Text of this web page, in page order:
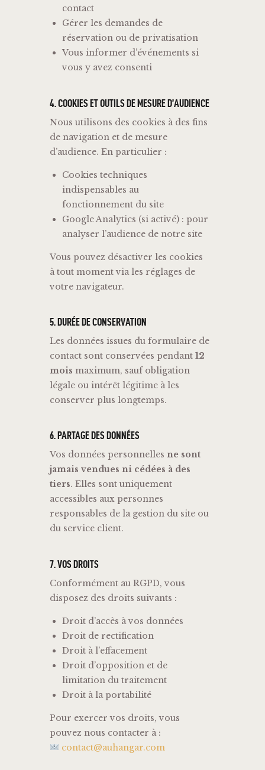
contact
Gérer les demandes de
réservation ou de privatisation
Vous informer d’événements si
vous y avez consenti
4. COOKIESETOUTILSDEMESURED’AUDIENCE
Nous utilisons des cookies à des fins
de navigation et de mesure
d’audience. En particulier :
Cookies techniques
indispensables au
fonctionnement du site
GoogleAnalytics (si activé) : pour
analyser l’audience de notre site
Vous pouvez désactiver les cookies
àtout momentviales réglages de
votre navigateur.
5.DURÉEDECONSERVATION
Les données issues du formulaire de
contact sont conservées pendant 12
mois maximum, sauf obligation
légale ou intérêt légitime àles
conserver plus longtemps.
6. PARTAGE DES DONNÉES
Vos données personnelles ne sont
jamais vendues ni cédées à des
tiers. Elles sont uniquement
accessibles aux personnes
responsables de la gestion du site ou
du service client.
7.VOSDROITS
Conformément au RGPD,vous
disposez des droits suivants :
Droit d’accès àvos données
Droit de rectification
Droit àl’effacement
Droit d’opposition et de
limitation du traitement
Droit àla portabilité
Pour exercervos droits,vous
pouvez nous contacter à :
contact@auhangar.com